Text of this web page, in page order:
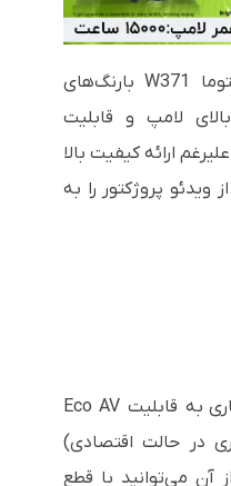
W371بارنگ‌های
لامپ و قابلیت
ارائه کیفیت بالا
پروژکتور را به
به قابلیت Eco AV
در حالت اقتصادی)
آن می‌توانید با قطع